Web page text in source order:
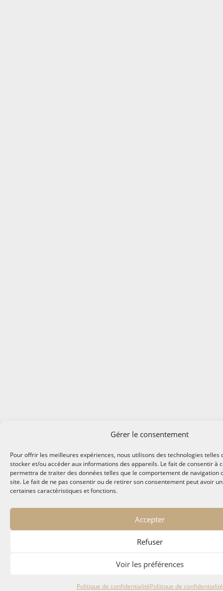
Gérer le consentement
Pour offrir les meilleures expériences, nous utilisons des technologies telles
stocker et/ou accéder aux informations des appareils. Le fait de consentir à
permettra de traiter des données telles que le comportement de navigation
site. Le fait de ne pas consentir ou de retirer son consentement peut avoir
certaines caractéristiques et fonctions.
Accepter
Refuser
Voir les préférences
Politique de confidentialitéPolitique de confidentialité